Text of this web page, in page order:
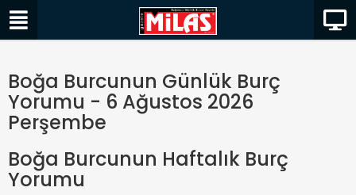
Boğa Burcunun Günlük Burç
Yorumu - 6 Ağustos 2026
Perşembe
Boğa Burcunun Haftalık Burç
Yorumu